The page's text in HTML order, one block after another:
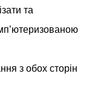
та
з обох сторін